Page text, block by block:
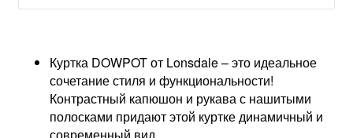
Куртка DOWPOT от Lonsdale – это идеальное
сочетание стиля и функциональности!
Контрастный капюшон и рукава с нашитыми
полосками придают этой куртке динамичный и